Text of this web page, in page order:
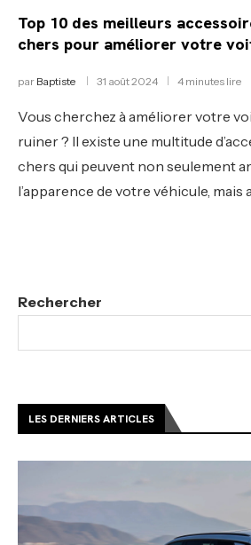
Top 10 des meilleurs
chers pour améliorer votre
par Baptiste 31 août 2024 4 minutes lire
Vous cherchez à améliorer votre
ruiner ? Il existe une multitude
chers qui peuvent non seulement
l’apparence de votre véhicule, mais
Rechercher
LES DERNIERS ARTICLES